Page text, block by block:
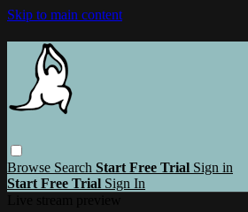
Skip to main content
Browse Search Start Free Trial Sign in
Start Free Trial Sign In